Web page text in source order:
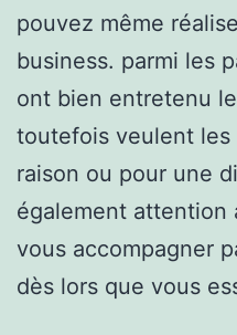
pouvez même
business. parmi les
ont bien entretenu
toutefois veulent
raison ou pour une
également attention
vous accompagner
dès lors que vous